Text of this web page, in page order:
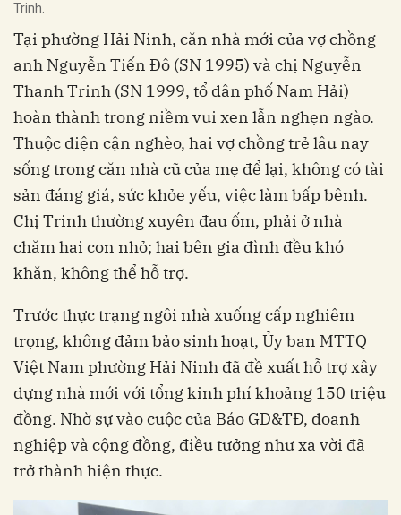
Trinh.
Tại phường Hải Ninh, căn nhà mới của vợ chồng
anh Nguyễn Tiến Đô (SN 1995) và chị Nguyễn
Thanh Trinh (SN 1999, tổ dân phố Nam Hải)
hoàn thành trong niềm vui xen lẫn nghẹn ngào.
Thuộc diện cận nghèo, hai vợ chồng trẻ lâu nay
sống trong căn nhà cũ của mẹ để lại, không có tài
sản đáng giá, sức khỏe yếu, việc làm bấp bênh.
Chị Trinh thường xuyên đau ốm, phải ở nhà
chăm hai con nhỏ; hai bên gia đình đều khó
khăn, không thể hỗ trợ.
Trước thực trạng ngôi nhà xuống cấp nghiêm
trọng, không đảm bảo sinh hoạt, Ủy ban MTTQ
Việt Nam phường Hải Ninh đã đề xuất hỗ trợ xây
dựng nhà mới với tổng kinh phí khoảng 150 triệu
đồng. Nhờ sự vào cuộc của Báo GD&TĐ, doanh
nghiệp và cộng đồng, điều tưởng như xa vời đã
trở thành hiện thực.